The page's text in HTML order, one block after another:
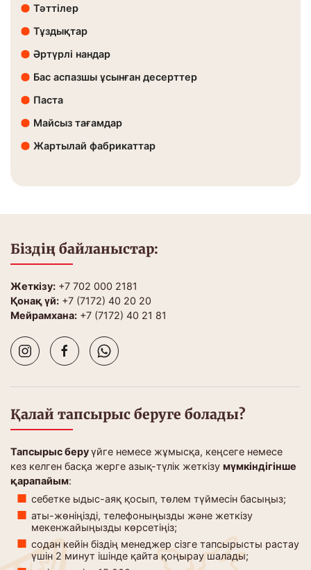
Тәттілер
Тұздықтар
Әртүрлі нандар
Бас аспазшы ұсынған десерттер
Паста
Майсыз тағамдар
Жартылай фабрикаттар
Біздің байланыстар:
Жеткізу: +7 702 000 2181
Қонақ үй: +7 (7172) 40 20 20
Мейрамхана: +7 (7172) 40 21 81
Қалай тапсырыс беруге болады?
Тапсырыс беруүйге немесе жұмысқа, кеңсеге немесе
кез келген басқа жерге азық-түлік жеткізу мүмкіндігінше
қарапайым:
себетке ыдыс-аяқ қосып, төлем түймесін басыңыз;
аты-жөніңізді, телефоныңызды және жеткізу
мекенжайыңызды көрсетіңіз;
содан кейін біздің менеджер сізге тапсырысты растау
үшін 2 минут ішінде қайта қоңырау шалады;